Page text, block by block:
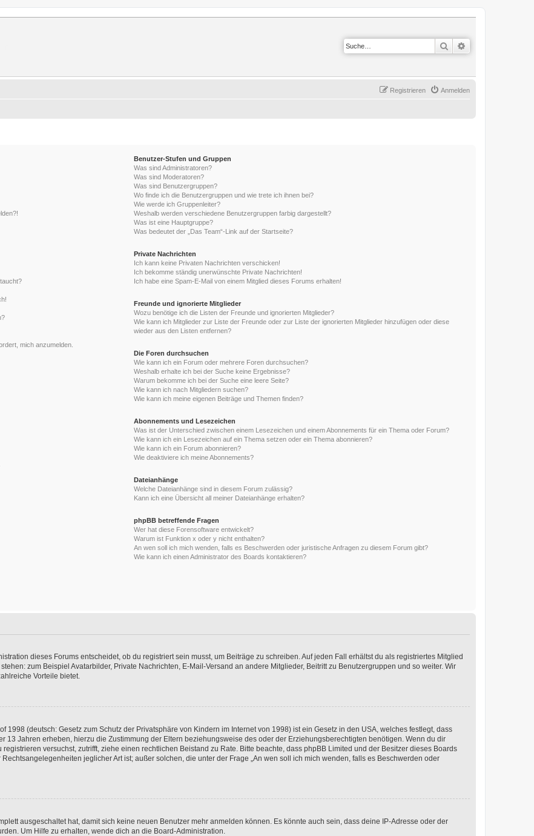
Suche
Anmelden
Registrieren
mich anzumelden.
Benutzer-Stufen und Gruppen
Was sind Administratoren?
Was sind Moderatoren?
Was sind Benutzergruppen?
Wo finde ich die Benutzergruppen und wie trete ich ihnen bei?
Wie werde ich Gruppenleiter?
Weshalb werden verschiedene Benutzergruppen farbig dargestellt?
Was ist eine Hauptgruppe?
Was bedeutet der „Das Team“-Link auf der Startseite?
Private Nachrichten
Ich kann keine Privaten Nachrichten verschicken!
Ich bekomme ständig unerwünschte Private Nachrichten!
Ich habe eine Spam-E-Mail von einem Mitglied dieses Forums erhalten!
Freunde und ignorierte Mitglieder
Wozu benötige ich die Listen der Freunde und ignorierten Mitglieder?
Wie kann ich Mitglieder zur Liste der Freunde oder zur Liste der ignorierten Mitglieder hinzufügen oder diese
wieder aus den Listen entfernen?
Die Foren durchsuchen
Wie kann ich ein Forum oder mehrere Foren durchsuchen?
Weshalb erhalte ich bei der Suche keine Ergebnisse?
Warum bekomme ich bei der Suche eine leere Seite?
Wie kann ich nach Mitgliedern suchen?
Wie kann ich meine eigenen Beiträge und Themen finden?
Abonnements und Lesezeichen
Was ist der Unterschied zwischen einem Lesezeichen und einem Abonnements für ein Thema oder Forum?
Wie kann ich ein Lesezeichen auf ein Thema setzen oder ein Thema abonnieren?
Wie kann ich ein Forum abonnieren?
Wie deaktiviere ich meine Abonnements?
Dateianhänge
Welche Dateianhänge sind in diesem Forum zulässig?
Kann ich eine Übersicht all meiner Dateianhänge erhalten?
phpBB betreffende Fragen
Wer hat diese Forensoftware entwickelt?
Warum ist Funktion x oder y nicht enthalten?
An wen soll ich mich wenden, falls es Beschwerden oder juristische Anfragen zu diesem Forum gibt?
Wie kann ich einen Administrator des Boards kontaktieren?
dieses Forums entscheidet, ob du registriert sein musst, um Beiträge zu schreiben. Auf jeden Fall erhältst du als registriertes Mitglied
zum Beispiel Avatarbilder, Private Nachrichten, E-Mail-Versand an andere Mitglieder, Beitritt zu Benutzergruppen und so weiter. Wir
Vorteile bietet.
1998 (deutsch: Gesetz zum Schutz der Privatsphäre von Kindern im Internet von 1998) ist ein Gesetz in den USA, welches festlegt, dass
13 Jahren erheben, hierzu die Zustimmung der Eltern beziehungsweise des oder der Erziehungsberechtigten benötigen. Wenn du dir
versuchst, zutrifft, ziehe einen rechtlichen Beistand zu Rate. Bitte beachte, dass phpBB Limited und der Besitzer dieses Boards
jeglicher Art ist; außer solchen, die unter der Frage „An wen soll ich mich wenden, falls es Beschwerden oder
ausgeschaltet hat, damit sich keine neuen Benutzer mehr anmelden können. Es könnte auch sein, dass deine IP-Adresse oder der
Um Hilfe zu erhalten, wende dich an die Board-Administration.